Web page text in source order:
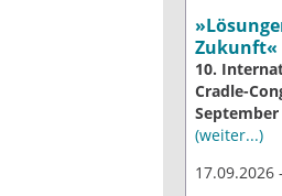
Zukunft«
10.
Cradle-
(weiter...)
17.09.2026